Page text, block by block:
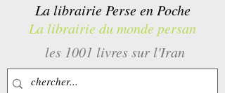
La librairie Perse en Poche
La librairie du monde persan
les 1001 livres sur l'Iran